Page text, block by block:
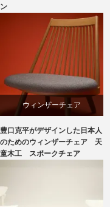
国産
椅子
ン
ウィンザーチェア
デザイナーズ
豊口克平がデザインした日本人
のためのウィンザーチェア 天
童木工 スポークチェア